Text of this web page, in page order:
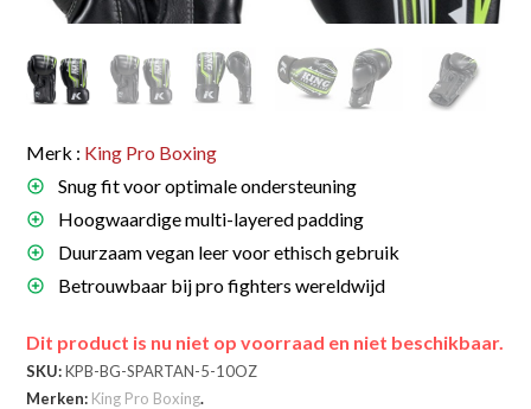
Merk : King Pro Boxing
Snug fit voor optimale ondersteuning
Hoogwaardige multi-layered padding
Duurzaam vegan leer voor ethisch gebruik
Betrouwbaar bij pro fighters wereldwijd
Dit product is nu niet op voorraad en niet beschikbaar.
SKU:KPB-BG-SPARTAN-5-10OZ
Merken: King Pro Boxing.